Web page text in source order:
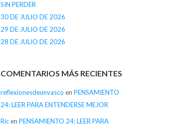
SIN PERDER
30 DE JULIO DE 2026
29 DE JULIO DE 2026
28 DE JULIO DE 2026
COMENTARIOS MÁS RECIENTES
reflexionesdeunvasco en PENSAMIENTO
24: LEER PARA ENTENDERSE MEJOR
Ricen PENSAMIENTO 24: LEER PARA